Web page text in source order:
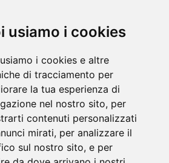
usiamo i cookies
i cookies e altre
di tracciamento per
la tua esperienza di
nel nostro sito, per
contenuti personalizzati
mirati, per analizzare il
sul nostro sito, e per